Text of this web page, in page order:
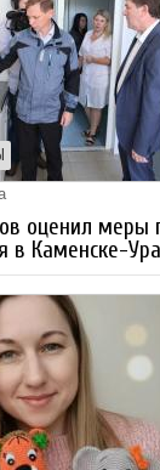
оценил меры
в Каменске-